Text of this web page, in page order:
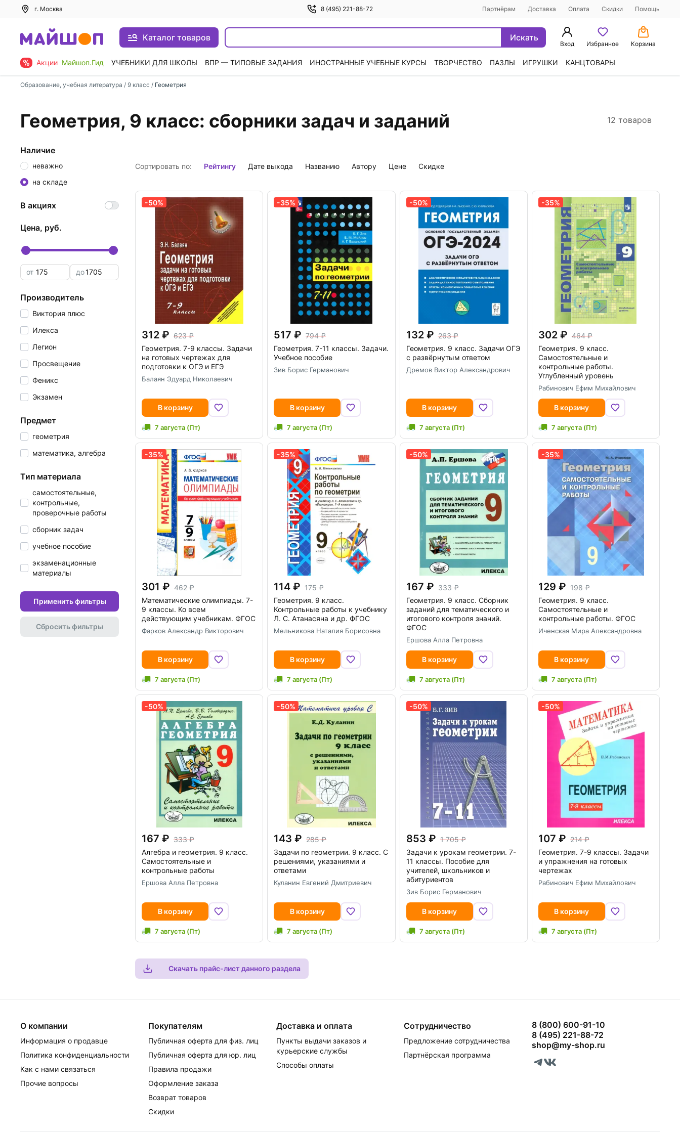
г. Москва 8 (495) 221-88-72 Партнёрам Доставка Оплата Скидки Помощь
Каталог товаров Искать
Вход Избранное Корзина
Акции Майшоп.Гид УЧЕБНИКИ ДЛЯ ШКОЛЫ ВПР — ТИПОВЫЕ ЗАДАНИЯ ИНОСТРАННЫЕ УЧЕБНЫЕ КУРСЫ ТВОРЧЕСТВО ПАЗЛЫ ИГРУШКИ КАНЦТОВАРЫ
Образование, учебная литература / 9 класс / Геометрия
Геометрия, 9 класс: сборники задач и заданий 12 товаров
Сортировать по: рейтингу дате выхода названию автору цене скидке
-50%
312
623
Геометрия. 7-9 классы. Задачи
на готовых чертежах для
подготовки к ОГЭ и ЕГЭ
Балаян Эдуард Николаевич
В корзину
7 августа (Пт)
-35%
517
794
Геометрия. 7-11 классы. Задачи.
Учебное пособие
Зив Борис Германович
В корзину
7 августа (Пт)
-50%
132
263
Геометрия. 9 класс. Задачи ОГЭ
с развёрнутым ответом
Дремов Виктор Александрович
В корзину
7 августа (Пт)
-35%
302
464
Геометрия. 9 класс.
Самостоятельные и
контрольные работы.
Углубленный уровень
Рабинович Ефим Михайлович
В корзину
7 августа (Пт)
-35%
301
462
Математические олимпиады. 7-
9 классы. Ко всем
действующим учебникам. ФГОС
Фарков Александр Викторович
В корзину
7 августа (Пт)
-35%
114
175
Геометрия. 9 класс.
Контрольные работы к учебнику
Л. С. Атанасяна и др. ФГОС
Мельникова Наталия Борисовна
В корзину
7 августа (Пт)
-50%
167
333
Геометрия. 9 класс. Сборник
заданий для тематического и
итогового контроля знаний.
ФГОС
Ершова Алла Петровна
В корзину
7 августа (Пт)
-35%
129
198
Геометрия. 9 класс.
Самостоятельные и
контрольные работы. ФГОС
Иченская Мира Александровна
В корзину
7 августа (Пт)
-50%
167
333
Алгебра и геометрия. 9 класс.
Самостоятельные и
контрольные работы
Ершова Алла Петровна
В корзину
7 августа (Пт)
-50%
143
285
Задачи по геометрии. 9 класс. С
решениями, указаниями и
ответами
Куланин Евгений Дмитриевич
В корзину
7 августа (Пт)
-50%
853
1 705
Задачи к урокам геометрии. 7-
11 классы. Пособие для
учителей, школьников и
абитуриентов
Зив Борис Германович
В корзину
7 августа (Пт)
-50%
107
214
Геометрия. 7-9 классы. Задачи
и упражнения на готовых
чертежах
Рабинович Ефим Михайлович
В корзину
7 августа (Пт)
Скачать прайс-лист данного раздела
Наличие
неважно
на складе
В акциях
цена, руб.
от до
производитель
Виктория плюс
Илекса
Легион
Просвещение
Феникс
Экзамен
предмет
геометрия
математика, алгебра
тип материала
самостоятельные,
контрольные,
проверочные работы
сборник задач
учебное пособие
экзаменационные
материалы
Применить фильтры
Сбросить фильтры
О компании
Информация о продавце
Политика конфиденциальности
Как с нами связаться
Прочие вопросы
Покупателям
Публичная оферта для физ. лиц
Публичная оферта для юр. лиц
Правила продажи
Оформление заказа
Возврат товаров
Скидки
Доставка и оплата
Пункты выдачи заказов и
курьерские службы
Способы оплаты
Сотрудничество
Предложение сотрудничества
Партнёрская программа
8 (800) 600-91-10
8 (495) 221-88-72
shop@my-shop.ru